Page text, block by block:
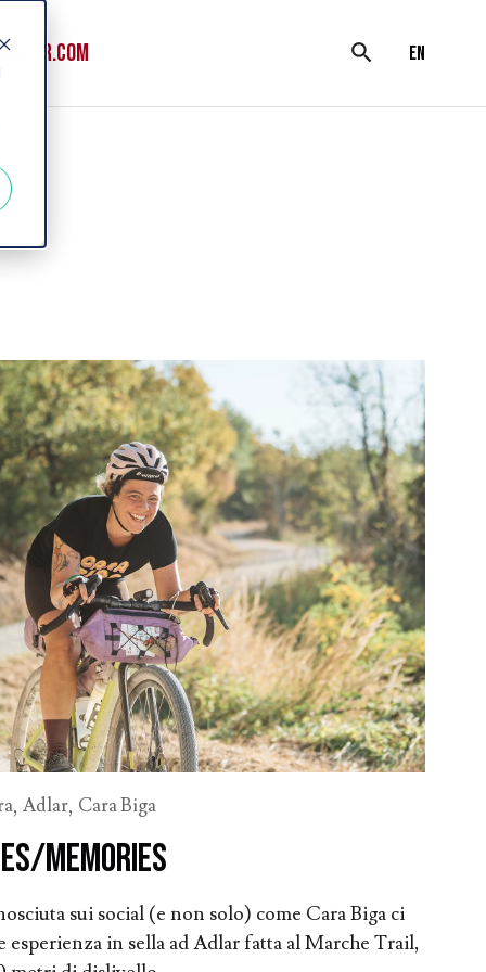
WILIER.COM search en
,Adlar, Cara Biga
memories
sui social (e non solo) come Cara Biga ci
esperienza in sella ad Adlar fatta al Marche Trail,